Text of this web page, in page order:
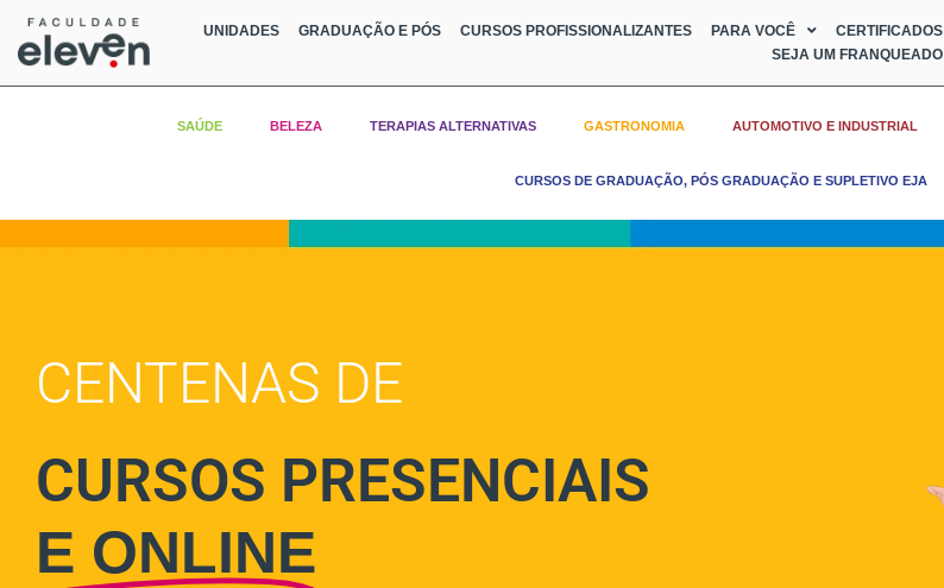
UNIDADES GRADUAÇÃO E PÓS CURSOS PROFISSIONALIZANTES PARA VOCÊ CERTIFICADOS
SEJA UM FRANQUEADO
SAÚDE BELEZA TERAPIAS ALTERNATIVAS GASTRONOMIA AUTOMOTIVO E INDUSTRIAL
CURSOS DE GRADUAÇÃO, PÓS GRADUAÇÃO E SUPLETIVO EJA
CENTENAS DE
CURSOS PRESENCIAIS
E ONLINE